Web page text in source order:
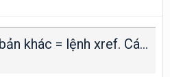
khi đặt 1 title sang bản khác = lệnh xref. Cái khung title kia nó chạy đâu mất, ko tìm thấy!